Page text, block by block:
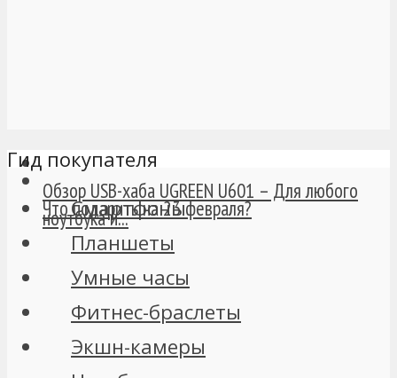
Что подарить на 23 февраля?
Обзор USB-хаба UGREEN U601 – Для любого
ноутбука и...
Гид покупателя
Смартфоны
Планшеты
Умные часы
Фитнес-браслеты
Экшн-камеры